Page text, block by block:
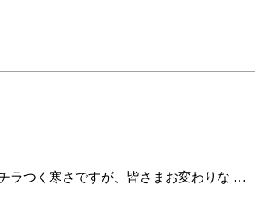
ラつく寒さですが、皆さまお変わりな …